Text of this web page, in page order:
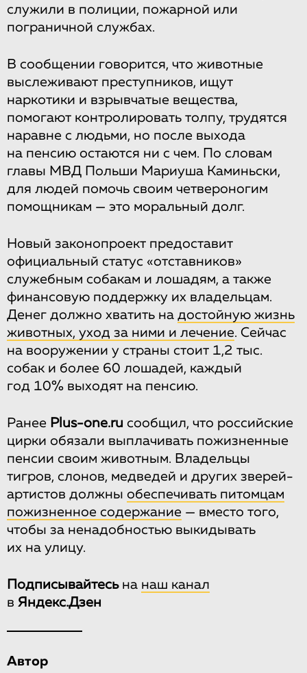
служили в полиции, пожарной или
пограничной службах.
В сообщении говорится, что животные
выслеживают преступников, ищут
наркотики и взрывчатые вещества,
помогают контролировать толпу, трудятся
наравне с людьми, но после выхода
на пенсию остаются ни с чем. По словам
главы МВД Польши Мариуша Каминьски,
для людей помочь своим четвероногим
помощникам — это моральный долг.
Новый законопроект предоставит
официальный статус «отставников»
служебным собакам и лошадям, а также
финансовую поддержку их владельцам.
Денег должно хватить на достойную жизнь
животных, уход за ними и лечение. Сейчас
на вооружении у страны стоит 1,2 тыс.
собак и более 60 лошадей, каждый
год 10% выходят на пенсию.
Ранее Plus-one.ru сообщил, что российские
цирки обязали выплачивать пожизненные
пенсии своим животным. Владельцы
тигров, слонов, медведей и других зверей-
артистов должны обеспечивать питомцам
пожизненное содержание — вместо того,
чтобы за ненадобностью выкидывать
их на улицу.
Подписывайтесьна наш канал
в Яндекс.Дзен
Автор